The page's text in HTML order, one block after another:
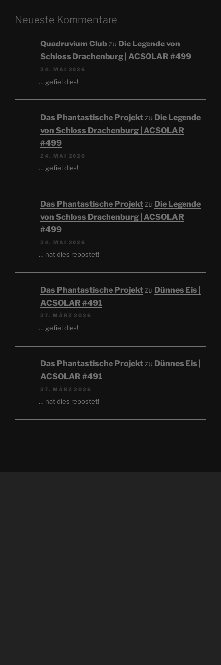
Neueste Kommentare
Quadruvium Clubzu Die Legende von
Schloss Drachenburg | ACSOLAR #499
24. MAI 2026
… gefiel dies!
Das Phantastische Projektzu Die Legende
von Schloss Drachenburg | ACSOLAR
#499
24. MAI 2026
… gefiel dies!
Das Phantastische Projekt zu Die Legende
von Schloss Drachenburg | ACSOLAR
#499
24. MAI 2026
… hat dies repostet!
Das Phantastische Projektzu Dünnes Eis |
ACSOLAR #491
27. MÄRZ 2026
… gefiel dies!
Das Phantastische Projektzu Dünnes Eis |
ACSOLAR #491
27. MÄRZ 2026
… hat dies repostet!